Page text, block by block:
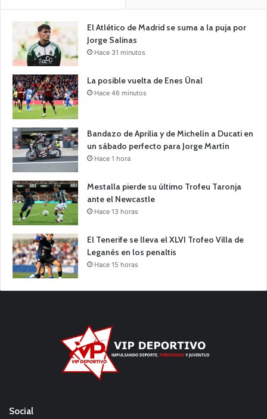
El Atlético de Madrid se suma a la puja por
Jorge Salinas
Hace 31 minutos
La posible vuelta de Enes Ünal
Hace 46 minutos
Bandazo de Aprilia y de Michelín a Ducati en
un sábado perfecto para Jorge Martín
Hace 1 hora
Mestalla pierde su último Trofeu Taronja
ante el Newcastle
Hace 13 horas
El Tenerife se lleva el XLVI Trofeo Villa de
Leganés en los penaltis
Hace 15 horas
Social